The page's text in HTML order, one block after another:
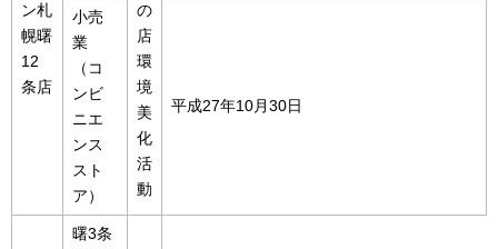
ン札
幌曙
12
条店
の
店
環
境
美
化
活
動
小売
業
（コ
ンビ
ニエ
ンス
スト
ア）
平成27年10月30日
曙3条